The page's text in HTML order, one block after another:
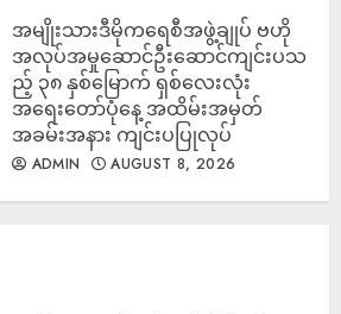
အမျိုးသားဒီမိုကရေစီအဖွဲ့ချုပ် ဗဟို
အလုပ်အမှုဆောင်ဦးဆောင်ကျင်းပသ
ည့် ၃၈ နှစ်မြောက် ရှစ်လေးလုံး
အရေးတော်ပုံနေ့ အထိမ်းအမှတ်
အခမ်းအနား ကျင်းပပြုလုပ်
ADMIN AUGUST 8, 2026